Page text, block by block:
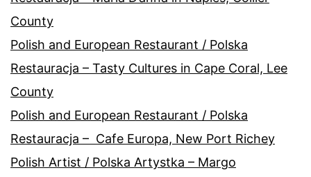
County
Polish and European Restaurant / Polska
Restauracja – Tasty Cultures in Cape Coral, Lee
County
Polish and European Restaurant / Polska
Restauracja – Cafe Europa, New Port Richey
Polish Artist / Polska Artystka – Margo